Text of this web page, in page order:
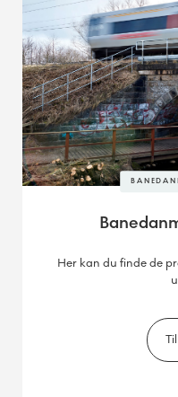
Her kan du finde de